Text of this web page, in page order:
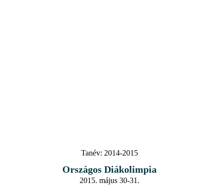
Tanév: 2014-2015
Országos Diákolimpia
2015. május 30-31.